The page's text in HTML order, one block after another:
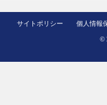
サイトポリシー 個人情報
©